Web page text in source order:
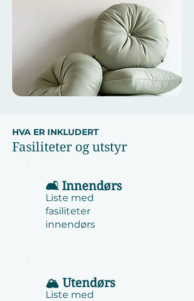
HVA ER INKLUDERT
Fasiliteter og utstyr
🛋️ Innendørs
Liste med
fasiliteter
innendørs
🏔️ Utendørs
Liste med